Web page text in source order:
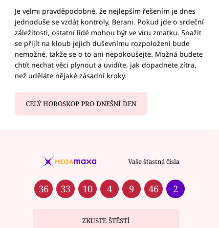
Je velmi pravděpodobné, že nejlepším řešením je dnes
jednoduše se vzdát kontroly, Berani. Pokud jde o srdeční
záležitosti, ostatní lidé mohou být ve víru zmatku. Snažit
se přijít na kloub jejich duševnímu rozpoložení bude
nemožné, takže se o to ani nepokoušejte. Možná budete
chtít nechat věci plynout a uvidíte, jak dopadnete zítra,
než uděláte nějaké zásadní kroky.
CELÝ HOROSKOP PRO DNEŠNÍ DEN
Vaše šťastná čísla
36 33 10 4 9 46 2
ZKUSTE ŠTĚSTÍ